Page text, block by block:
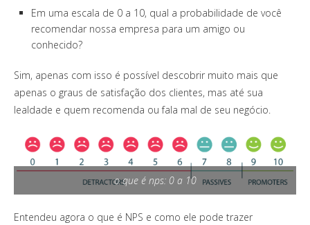
Em uma escala de 0 a 10, qual a probabilidade de você
recomendar nossa empresa para um amigo ou
conhecido?
Sim, apenas com isso é possível descobrir muito mais que
apenas o graus de satisfação dos clientes, mas até sua
lealdade e quem recomenda ou fala mal de seu negócio.
o que é nps: 0 a 10
Entendeu agora o que é NPS e como ele pode trazer